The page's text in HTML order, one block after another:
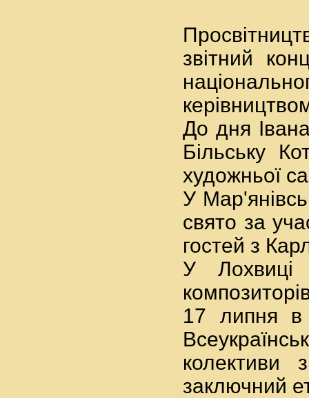
звітний
До дня
Більську
художньої
У
свято за
гостей з
У Лохвиці
17 липня в
колективи
заключний